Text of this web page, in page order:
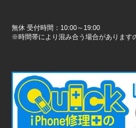
無休 受付時間：10:00～19:00
※時間帯により混み合う場合があります